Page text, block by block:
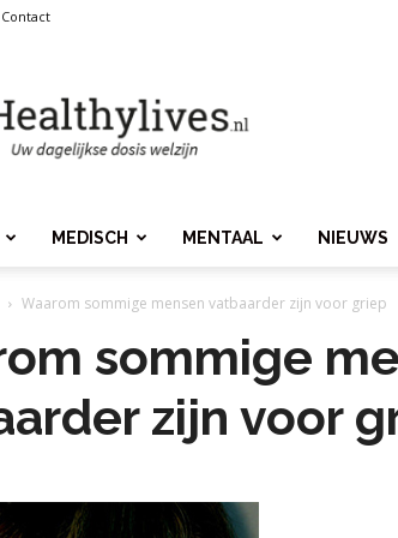
Contact
MEDISCH MENTAAL NIEUWS
Waarom sommige mensen vatbaarder zijn voor griep
sommige
zijn voor